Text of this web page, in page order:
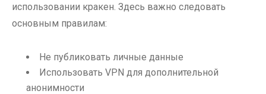
использовании кракен. Здесь важно следовать
основным правилам:
Не публиковать личные данные
Использовать VPN для дополнительной
анонимности